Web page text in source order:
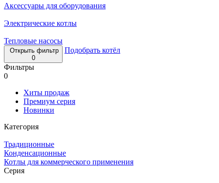
Аксессуары для оборудования
Электрические котлы
Тепловые насосы
Открыть фильтр
0
Подобрать котёл
Фильтры
0
Хиты продаж
Премиум серия
Новинки
Категория
Традиционные
Конденсационные
Котлы для коммерческого применения
Серия